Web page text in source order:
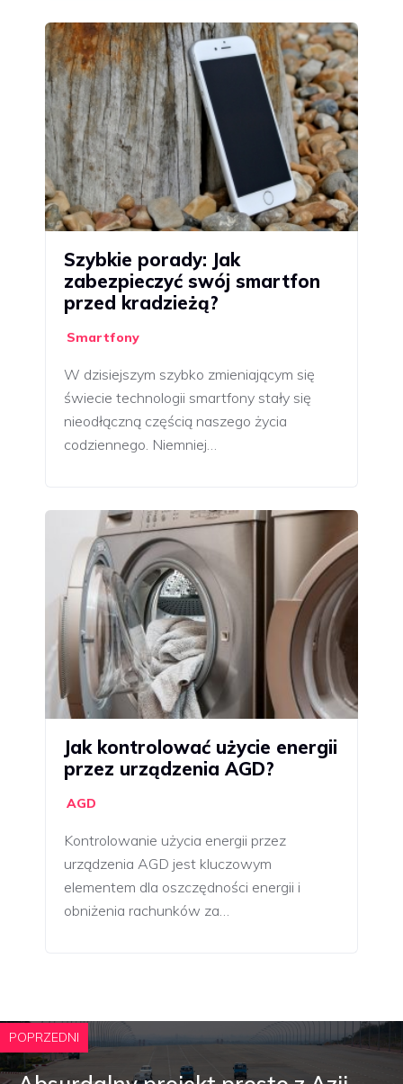
Szybkie porady: Jak
zabezpieczyć swój smartfon
przed kradzieżą?
Smartfony
W dzisiejszym szybko zmieniającym się
świecie technologii smartfony stały się
nieodłączną częścią naszego życia
codziennego. Niemniej…
Jak kontrolować użycie energii
przez urządzenia AGD?
AGD
Kontrolowanie użycia energii przez
urządzenia AGD jest kluczowym
elementem dla oszczędności energii i
obniżenia rachunków za…
POPRZEDNI